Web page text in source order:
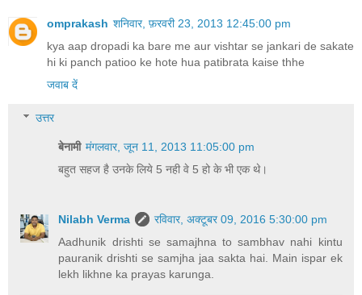
omprakash शनिवार, फ़रवरी 23, 2013 12:45:00 pm
kya aap dropadi ka bare me aur vishtar se jankari de sakate
hi ki panch patioo ke hote hua patibrata kaise thhe
जवाब दें
उत्तर
बेनामी मंगलवार, जून 11, 2013 11:05:00 pm
बहुत सहज है उनके लिये 5 नही वे 5 हो के भी एक थे।
Nilabh Verma
रविवार, अक्टूबर 09, 2016 5:30:00 pm
Aadhunik drishti se samajhna to sambhav nahi kintu
pauranik drishti se samjha jaa sakta hai. Main ispar ek
lekh likhne ka prayas karunga.